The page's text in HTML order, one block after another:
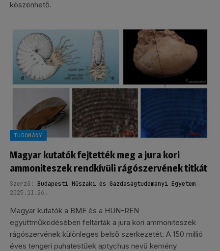
köszönhető.
TUDOMÁNY
Magyar kutatók fejtették meg a jura kori
ammoniteszek rendkívüli rágószervének titkát
Szerző: Budapesti Műszaki és Gazdaságtudományi Egyetem
2025.11.26.
Magyar kutatók a BME és a HUN-REN
együttműködésében feltárták a jura kori ammoniteszek
rágószervének különleges belső szerkezetét. A 150 millió
éves tengeri puhatestűek aptychus nevű kemény